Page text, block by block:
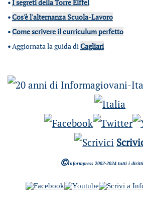
•I segreti della Torre Eiffel
•Cos'è l'alternanza Scuola-Lavoro
•Come scrivere il curriculum perfetto
•Aggiornata la guida diCagliari
©Informpress 2002-2024 tutti i